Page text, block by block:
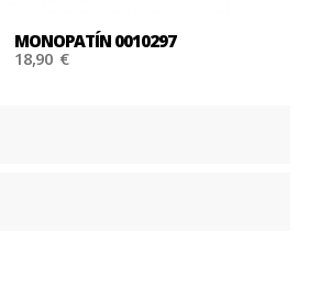
MONOPATÍN 0010297
18,90 €